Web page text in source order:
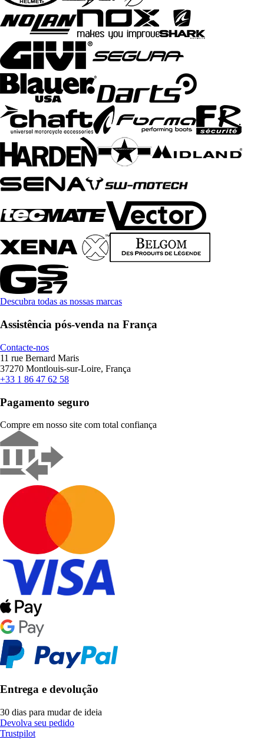
Descubra todas as nossas marcas
Assistência pós-venda na França
Contacte-nos
11 rue Bernard Maris
37270 Montlouis-sur-Loire, França
+33 1 86 47 62 58
Pagamento seguro
Compre em nosso site com total confiança
Entrega e devolução
30 dias para mudar de ideia
Devolva seu pedido
Trustpilot